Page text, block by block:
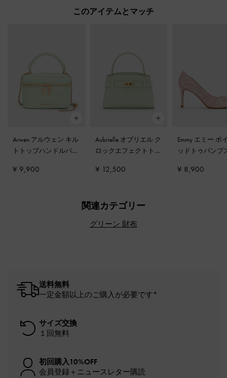
このアイテムとマッチ
Arwen アルウェン キル
トトップハンドルバニ
リーン
¥ 9,900
Aubrielle オブリエル ク
ロックエフェクトトッ
ントグリーン
¥ 12,500
Emmy エミー ポ
ッドトゥパンプ
¥ 8,900
関連カテゴリー
グリーン 財布
送料無料
一定金額以上のご購入が必要です*
サイズ交換
１回無料
初回購入10%OFF
会員登録＋ニュースレター購読